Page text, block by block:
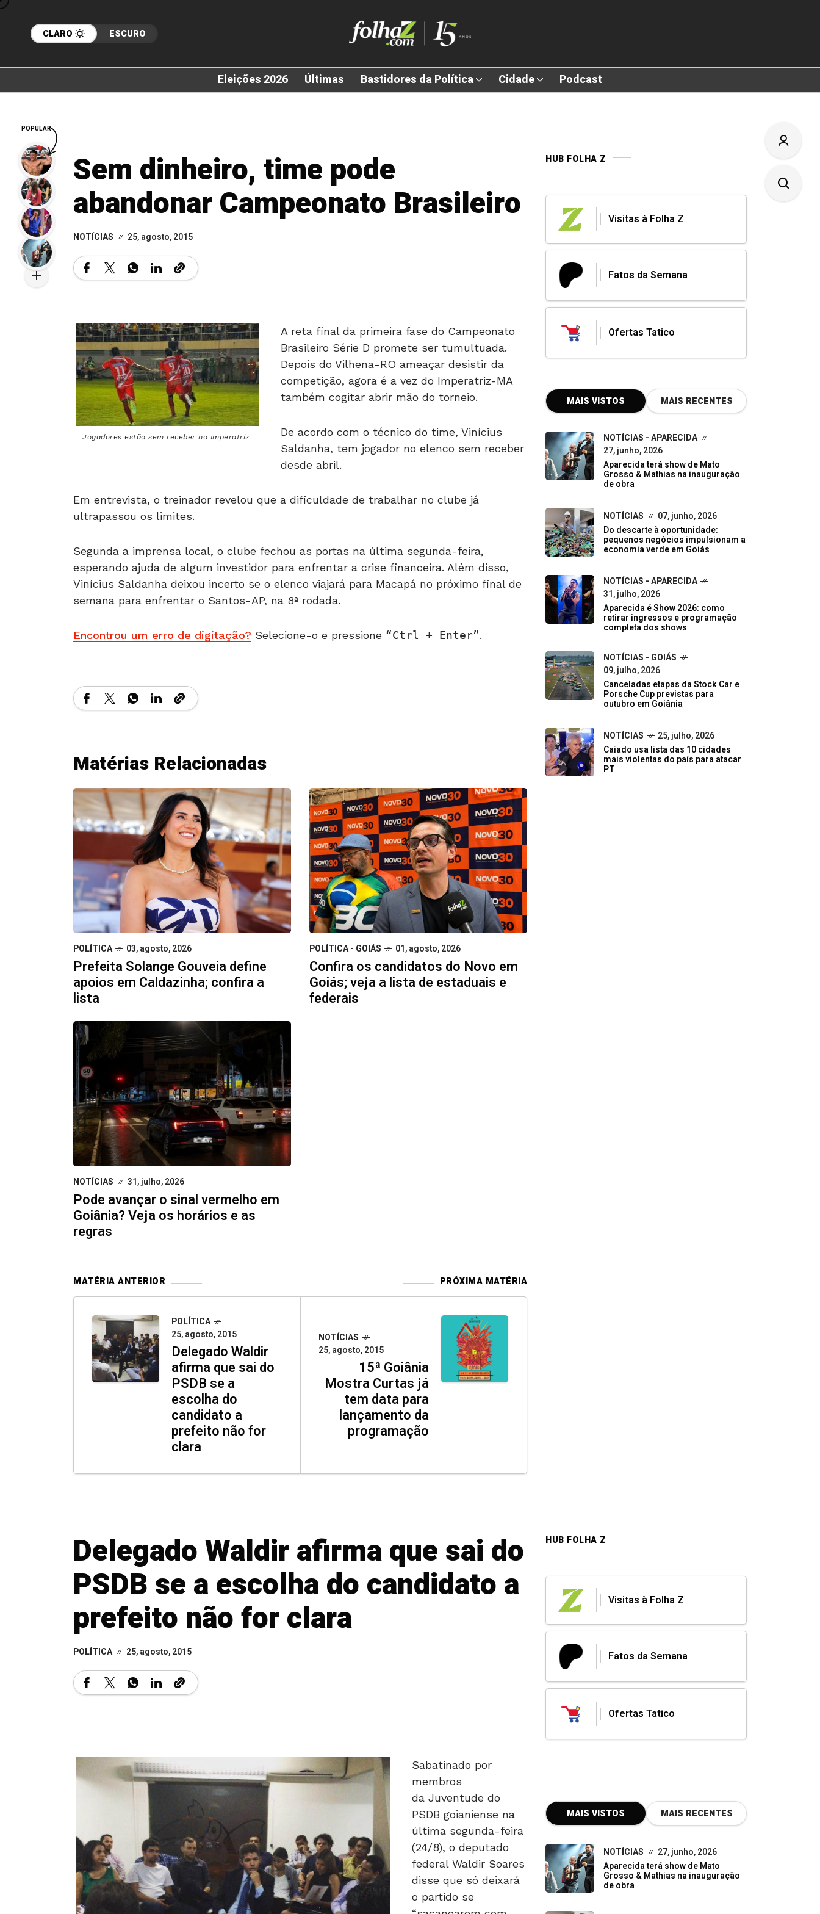
CLARO ESCURO
Eleições 2026 Últimas Bastidores da Política Cidade Podcast
Sem dinheiro, time pode
abandonar Campeonato Brasileiro
NOTÍCIAS 25, agosto, 2015
Jogadores estão sem receber no Imperatriz
A reta final da primeira fase do Campeonato
Brasileiro Série D promete ser tumultuada.
Depois do Vilhena-RO ameaçar desistir da
competição, agora é a vez do Imperatriz-MA
também cogitar abrir mão do torneio.
De acordo com o técnico do time, Vinícius
Saldanha, tem jogador no elenco sem receber
desde abril.
Em entrevista, o treinador revelou que a dificuldade de trabalhar no clube já
ultrapassou os limites.
Segunda a imprensa local, o clube fechou as portas na última segunda-feira,
esperando ajuda de algum investidor para enfrentar a crise financeira. Além disso,
Vinícius Saldanha deixou incerto se o elenco viajará para Macapá no próximo final de
semana para enfrentar o Santos-AP, na 8ª rodada.
Encontrou um erro de digitação? Selecione-o e pressione Ctrl + Enter .
Matérias Relacionadas
POLÍTICA 03, agosto, 2026
Prefeita Solange Gouveia define
apoios em Caldazinha; confira a
lista
POLÍTICA - GOIÁS 01, agosto, 2026
Confira os candidatos do Novo em
Goiás; veja a lista de estaduais e
federais
NOTÍCIAS 31, julho, 2026
Pode avançar o sinal vermelho em
Goiânia? Veja os horários e as
regras
MATÉRIA ANTERIOR PRÓXIMA MATÉRIA
POLÍTICA
25, agosto, 2015
Delegado Waldir
afirma que sai do
PSDB se a
escolha do
candidato a
prefeito não for
clara
NOTÍCIAS
25, agosto, 2015
15ª Goiânia
Mostra Curtas já
tem data para
lançamento da
programação
HUB FOLHA Z
Visitas à Folha Z
Fatos da Semana
Ofertas Tatico
MAIS VISTOS MAIS RECENTES
NOTÍCIAS - APARECIDA
27, junho, 2026
Aparecida terá show de Mato
Grosso & Mathias na inauguração
de obra
NOTÍCIAS
07, junho, 2026
Do descarte à oportunidade:
pequenos negócios impulsionam a
economia verde em Goiás
NOTÍCIAS - APARECIDA
31, julho, 2026
Aparecida é Show 2026: como
retirar ingressos e programação
completa dos shows
NOTÍCIAS - GOIÁS
09, julho, 2026
Canceladas etapas da Stock Car e
Porsche Cup previstas para
outubro em Goiânia
NOTÍCIAS
25, julho, 2026
Caiado usa lista das 10 cidades
mais violentas do país para atacar
PT
Delegado Waldir afirma que sai do
PSDB se a escolha do candidato a
prefeito não for clara
POLÍTICA 25, agosto, 2015
membros
da Juventude do
PSDB goianiense na
última segunda-feira
(24/8), o deputado
federal Waldir Soares
disse que só deixará
o partido se
“sacanearem com
ele”. A afirmação faz
HUB FOLHA Z
Visitas à Folha Z
Fatos da Semana
Ofertas Tatico
NOTÍCIAS
Grosso & Mathias na inauguração
de obra
DESTAQUE
POPULAR